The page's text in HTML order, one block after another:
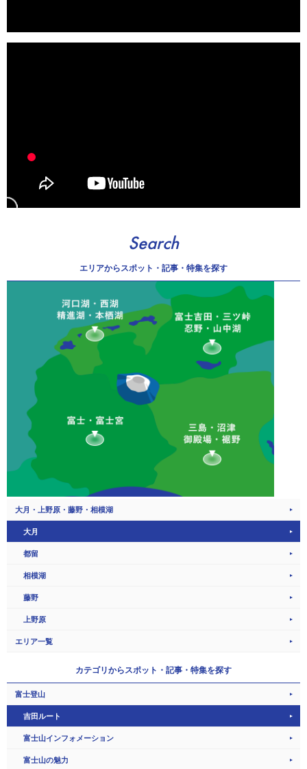
Search
エリアからスポット・記事・特集を探す
大月・上野原・藤野・相模湖
大月
都留
相模湖
藤野
上野原
エリア一覧
カテゴリからスポット・記事・特集を探す
富士登山
吉田ルート
富士山インフォメーション
富士山の魅力